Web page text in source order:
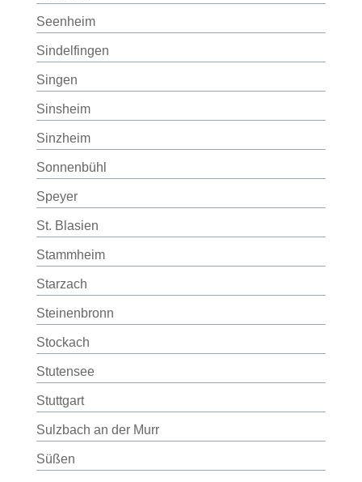
Seenheim
Sindelfingen
Singen
Sinsheim
Sinzheim
Sonnenbühl
Speyer
St. Blasien
Stammheim
Starzach
Steinenbronn
Stockach
Stutensee
Stuttgart
Sulzbach an der Murr
Süßen